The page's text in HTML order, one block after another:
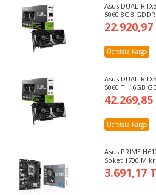
Asus DUAL-
5060 8GB
Ücretsiz Kargo
Asus DUAL-
5060 Ti 16GB
Ücretsiz Kargo
Asus PRIME
Soket 1700
3.691,17